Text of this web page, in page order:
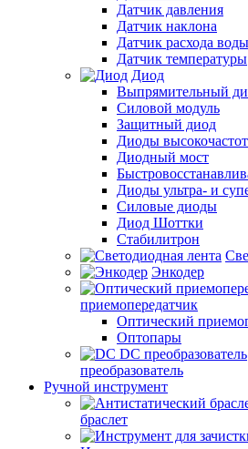
Датчик давления
Датчик наклона
Датчик расхода воды
Датчик температуры
Диод
Выпрямительный
Силовой модуль
Защитный диод
Диоды
Диодный мост
Диоды ультра- и
Силовые диоды
Диод Шоттки
Стабилитрон
Энкодер
приемопередатчик
Оптический
Оптопары
преобразователь
Ручной инструмент
браслет